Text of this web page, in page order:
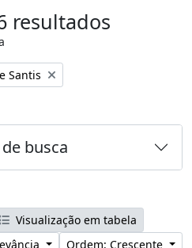
resultados
Santis
busca
Visualização em tabela
Ordem: Crescente